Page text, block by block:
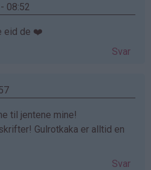
08:52
eid de ❤️
Svar
til jentene mine!
Gulrotkaka er alltid en
Svar